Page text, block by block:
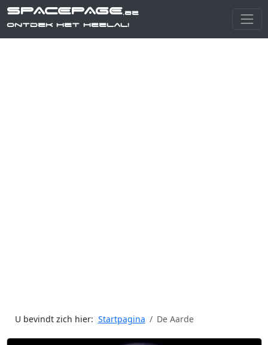
SPACEPAGE.be
Ontdek het heelal!
U bevindt zich hier: Startpagina De Aarde